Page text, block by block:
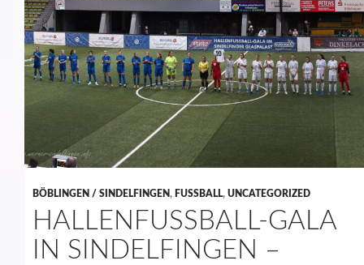
BÖBLINGEN / SINDELFINGEN, FUSSBALL, UNCATEGORIZED
HALLENFUSSBALL-GALA
IN SINDELFINGEN –